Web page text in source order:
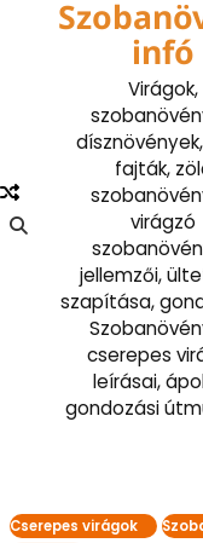
infó
Virágok,
fajták,
virágzó
jellemzői,
szapítása,
cserepes
leírásai,
gondozási
Cserepes virágok